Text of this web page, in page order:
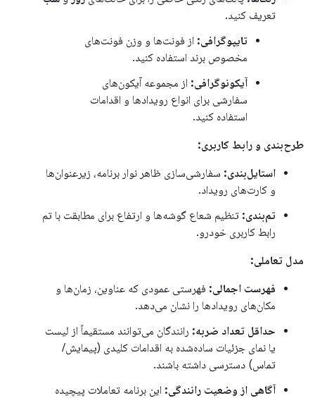
تعریف کنید.
تایپوگرافی: از فونت‌ها و وزن فونت‌های
مخصوص برند استفاده کنید.
آیکونوگرافی: از مجموعه آیکون‌های
سفارشی برای انواع رویدادها و اقدامات
استفاده کنید.
طرح‌بندی و رابط کاربری:
استایل‌بندی: سفارشی‌سازی ظاهر نوار برنامه، زیرعنوان‌ها
و کارت‌های رویداد.
تم‌بندی: تنظیم شعاع گوشه‌ها و ارتفاع برای مطابقت با تم
رابط کاربری خودرو.
مدل تعاملی:
فهرست اجمالی: فهرستی عمودی که عناوین، زمان‌ها و
مکان‌های رویدادها را نشان می‌دهد.
حداقل تعداد ضربه: رانندگان می‌توانند مستقیماً از لیست
یا نمای جزئیات ساده‌شده به اقدامات کلیدی (پیمایش/
تماس) دسترسی داشته باشند.
آگاهی از وضعیت رانندگی: این برنامه تعاملات پیچیده